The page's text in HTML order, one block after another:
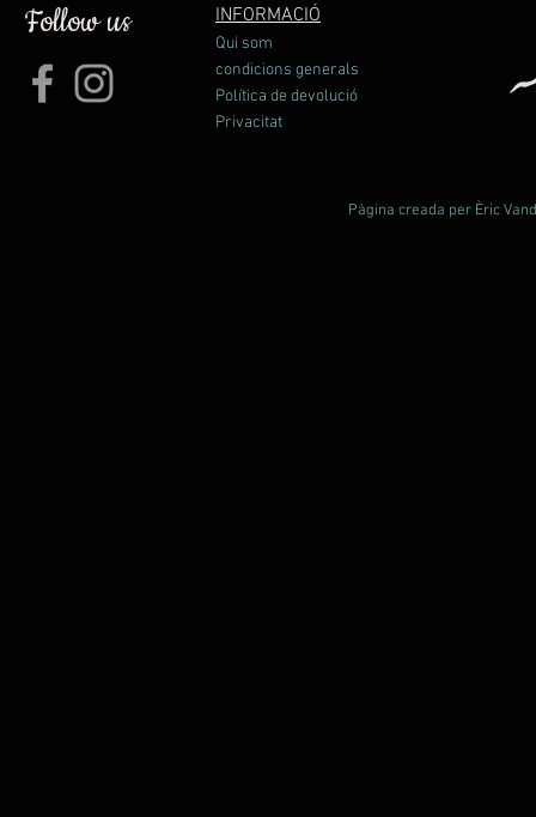
Follow us INFORMACIÓ
Qui som
condicions generals
Política de devolució
Privacitat
Pàgina creada per Èric